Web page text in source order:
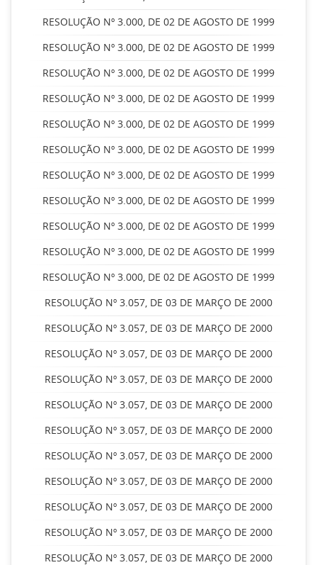
RESOLUÇÃO Nº 3.000, DE 02 DE AGOSTO DE 1999
RESOLUÇÃO Nº 3.000, DE 02 DE AGOSTO DE 1999
RESOLUÇÃO Nº 3.000, DE 02 DE AGOSTO DE 1999
RESOLUÇÃO Nº 3.000, DE 02 DE AGOSTO DE 1999
RESOLUÇÃO Nº 3.000, DE 02 DE AGOSTO DE 1999
RESOLUÇÃO Nº 3.000, DE 02 DE AGOSTO DE 1999
RESOLUÇÃO Nº 3.000, DE 02 DE AGOSTO DE 1999
RESOLUÇÃO Nº 3.000, DE 02 DE AGOSTO DE 1999
RESOLUÇÃO Nº 3.000, DE 02 DE AGOSTO DE 1999
RESOLUÇÃO Nº 3.000, DE 02 DE AGOSTO DE 1999
RESOLUÇÃO Nº 3.000, DE 02 DE AGOSTO DE 1999
RESOLUÇÃO Nº 3.057, DE 03 DE MARÇO DE 2000
RESOLUÇÃO Nº 3.057, DE 03 DE MARÇO DE 2000
RESOLUÇÃO Nº 3.057, DE 03 DE MARÇO DE 2000
RESOLUÇÃO Nº 3.057, DE 03 DE MARÇO DE 2000
RESOLUÇÃO Nº 3.057, DE 03 DE MARÇO DE 2000
RESOLUÇÃO Nº 3.057, DE 03 DE MARÇO DE 2000
RESOLUÇÃO Nº 3.057, DE 03 DE MARÇO DE 2000
RESOLUÇÃO Nº 3.057, DE 03 DE MARÇO DE 2000
RESOLUÇÃO Nº 3.057, DE 03 DE MARÇO DE 2000
RESOLUÇÃO Nº 3.057, DE 03 DE MARÇO DE 2000
RESOLUÇÃO Nº 3.057, DE 03 DE MARÇO DE 2000